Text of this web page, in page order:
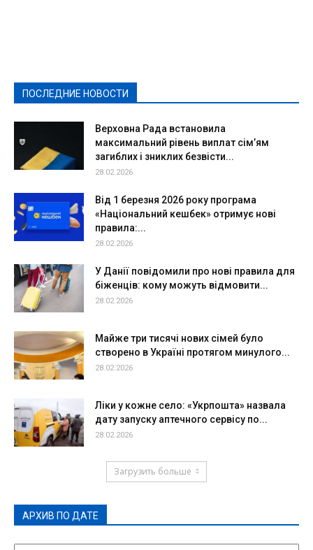
ПОСЛЕДНИЕ НОВОСТИ
Верховна Рада встановила
максимальний рівень виплат сім’ям
загиблих і зниклих безвісти...
28.02.2026
Від 1 березня 2026 року програма
«Національний кешбек» отримує нові
правила:...
28.02.2026
У Данії повідомили про нові правила для
біженців: кому можуть відмовити...
28.02.2026
Майже три тисячі нових сімей було
створено в Україні протягом минулого...
28.02.2026
Ліки у кожне село: «Укрпошта» назвала
дату запуску аптечного сервісу по...
28.02.2026
Загрузить больше
АРХИВ ПО ДАТЕ
АРХИВ